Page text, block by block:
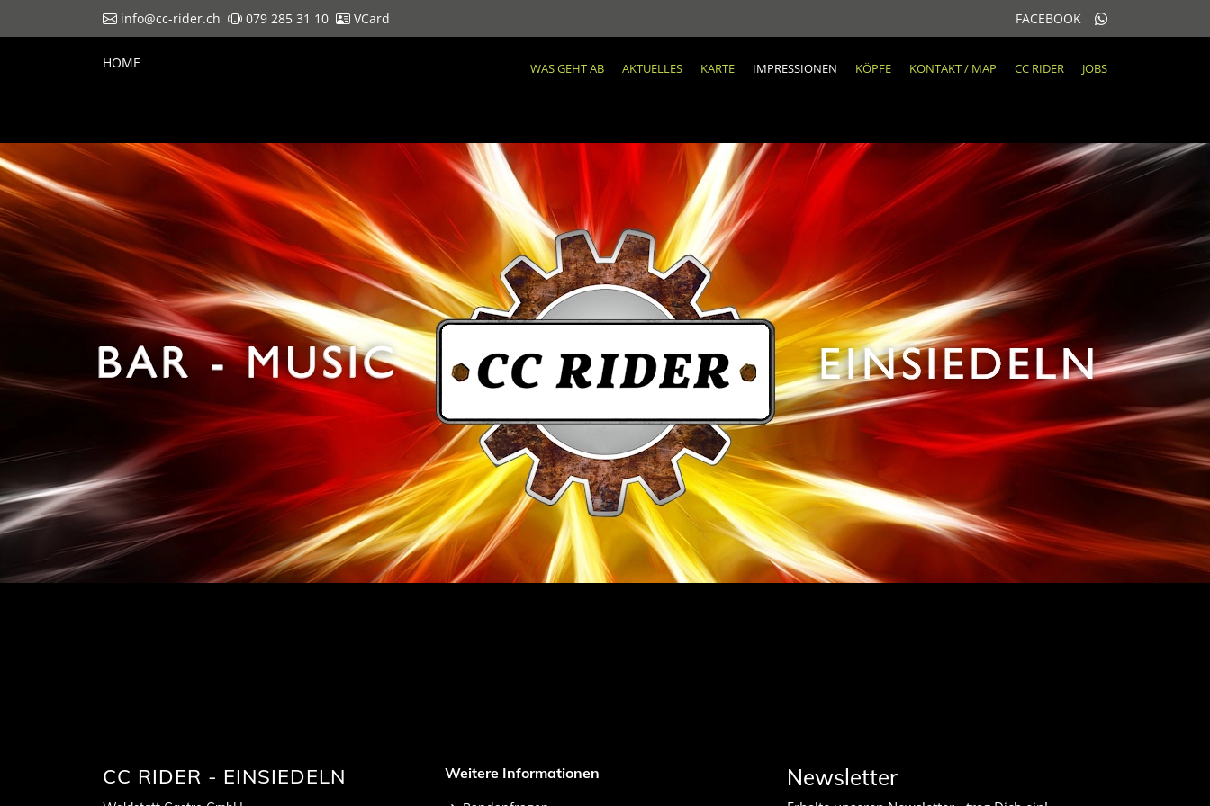
info@cc-rider.ch 079 285 31 10 VCard FACEBOOK
HOME WAS GEHT AB AKTUELLES KARTE IMPRESSIONEN KÖPFE KONTAKT / MAP CC RIDER JOBS
CC RIDER - EINSIEDELN Weitere Informationen Newsletter